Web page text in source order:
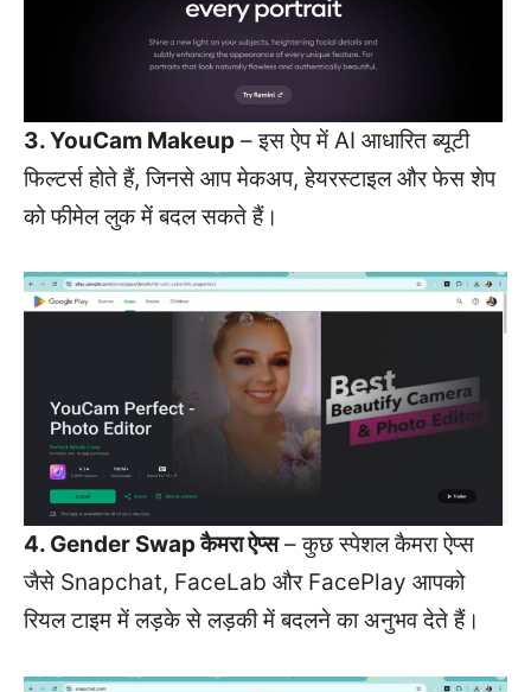
3. YouCam Makeup – इस ऐप में AI आधारित ब्यूटी
फिल्टर्स होते हैं, जिनसे आप मेकअप, हेयरस्टाइल और फेस शेप
को फीमेल लुक में बदल सकते हैं।
4. Gender Swap कैमरा ऐप्स– कुछ स्पेशल कैमरा ऐप्स
जैसे Snapchat, FaceLab और FacePlay आपको
रियल टाइम में लड़के से लड़की में बदलने का अनुभव देते हैं।